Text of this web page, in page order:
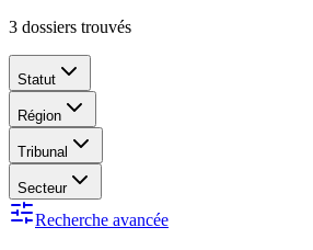
3 dossiers trouvés
Statut
Région
Tribunal
Secteur
Recherche avancée